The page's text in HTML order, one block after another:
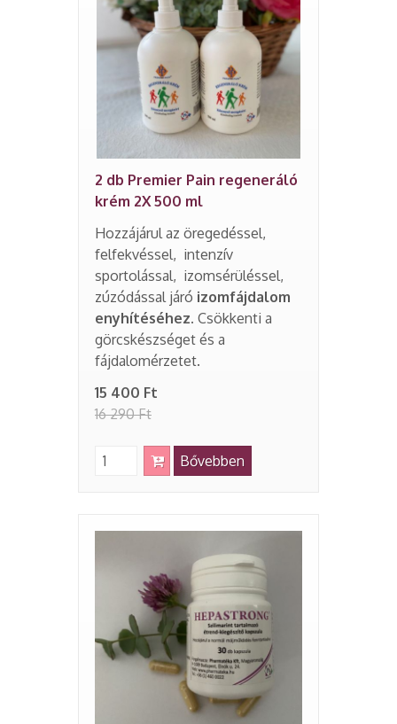
2 db Premier Pain regeneráló
krém 2X 500 ml
Hozzájárul az öregedéssel,
felfekvéssel, intenzív
sportolással, izomsérüléssel,
zúzódással járó izomfájdalom
enyhítéséhez. Csökkenti a
görcskészséget és a
fájdalomérzetet.
15 400 Ft
16 290 Ft
Bővebben